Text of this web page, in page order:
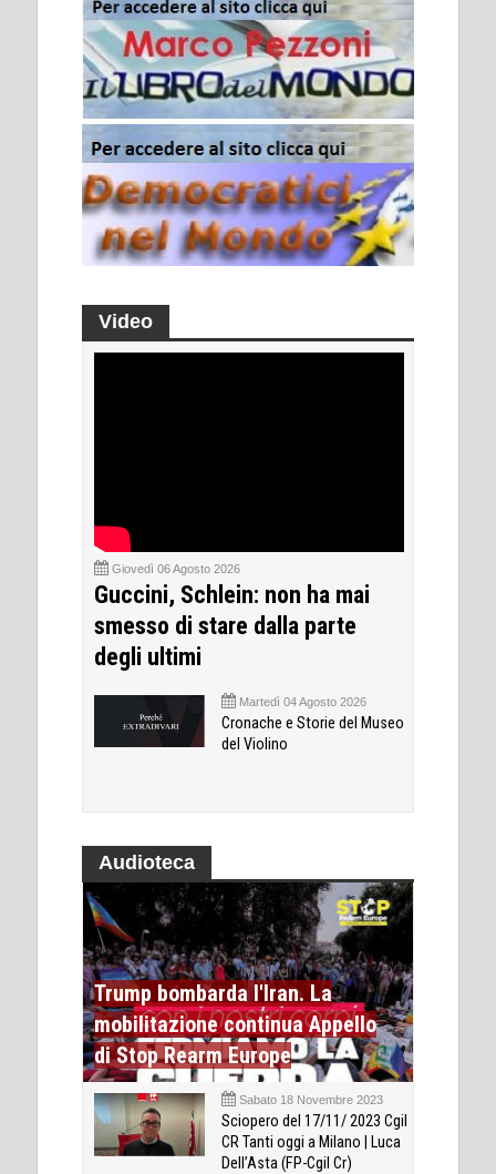
Video
Giovedì 06 Agosto 2026
Guccini, Schlein: non ha mai
smesso di stare dalla parte
degli ultimi
Martedì 04 Agosto 2026
Cronache e Storie del Museo
del Violino
Audioteca
Trump bombarda l'Iran. La
mobilitazione continua Appello
di Stop Rearm Europe
Sabato 18 Novembre 2023
Sciopero del 17/11/ 2023 Cgil
CR Tanti oggi a Milano | Luca
Dell’Asta (FP-Cgil Cr)